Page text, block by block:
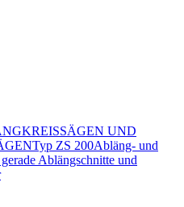
UND
ZS 200Abläng- und
Ablängschnitte und